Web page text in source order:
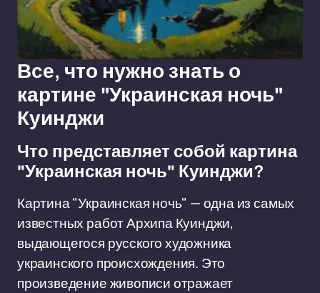
Все, что нужно знать о
картине "Украинская ночь"
Куинджи
Что представляет собой картина
"Украинская ночь" Куинджи?
Картина "Украинская ночь" — одна из самых
известных работ Архипа Куинджи,
выдающегося русского художника
украинского происхождения. Это
произведение живописи отражает